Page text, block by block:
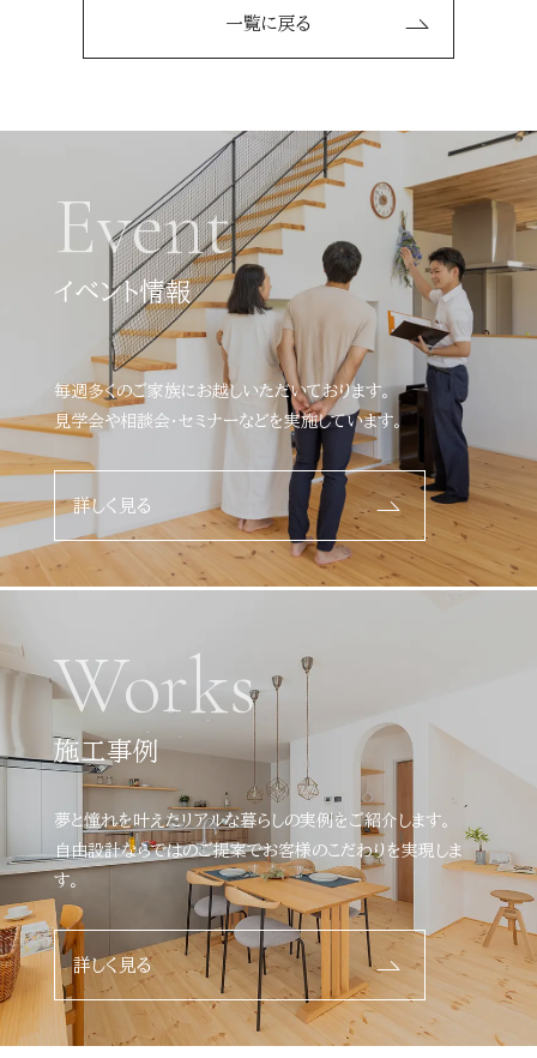
一覧に戻る
Event
イベント情報
毎週多くのご家族にお越しいただいております。
見学会や相談会・セミナーなどを実施しています。
詳しく見る
Works
施工事例
夢と憧れを叶えたリアルな暮らしの実例をご紹介します。
自由設計ならではのご提案でお客様のこだわりを実現しま
す。
詳しく見る